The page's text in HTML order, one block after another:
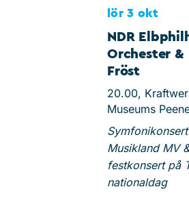
lör 3 okt
NDR
Orchester &
Fröst
20.00,
Museums
Musikland MV &
festkonsert på
nationaldag